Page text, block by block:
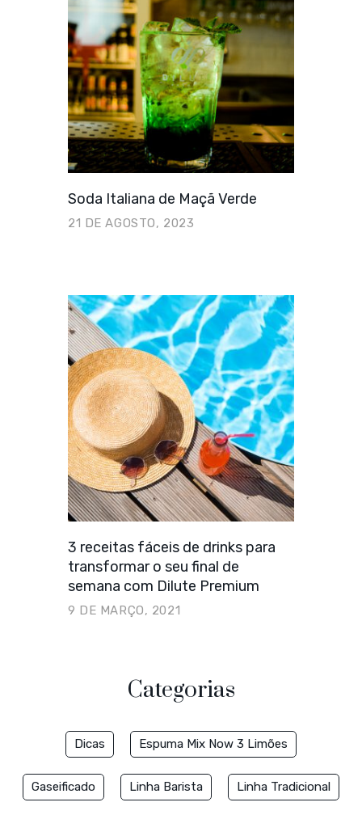
Soda Italiana de Maçã Verde
21 DE AGOSTO, 2023
3 receitas fáceis de drinks para
transformar o seu final de
semana com Dilute Premium
9 DE MARÇO, 2021
Categorias
Dicas Espuma Mix Now 3 Limões
Gaseificado Linha Barista Linha Tradicional